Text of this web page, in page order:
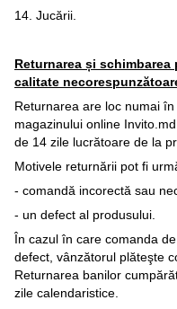
14. Jucării.
Returnarea și
calitate
Returnarea are loc numai
magazinului online
de 14 zile lucrătoare de la
Motivele returnării pot fi
- comandă incorectă sau
- un defect al produsului.
În cazul în care comanda
defect, vânzătorul plăteşte
Returnarea banilor
zile calendaristice.